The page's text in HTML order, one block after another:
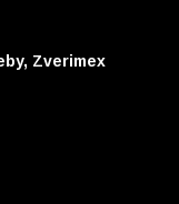
Zverimex